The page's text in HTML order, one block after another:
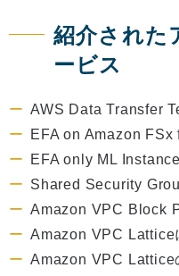
紹介された
ービス
AWS Data Transfer
EFA on Amazon FSx
EFA only ML
Shared Security
Amazon VPC Block
Amazon VPC Lattice
Amazon VPC Lattice